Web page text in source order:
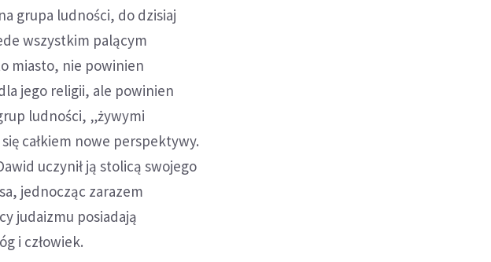
grupa ludności, do dzisiaj
wszystkim palącym
miasto, nie powinien
jego religii, ale powinien
ludności, „żywymi
całkiem nowe perspektywy.
uczynił ją stolicą swojego
jednocząc zarazem
judaizmu posiadają
i człowiek.